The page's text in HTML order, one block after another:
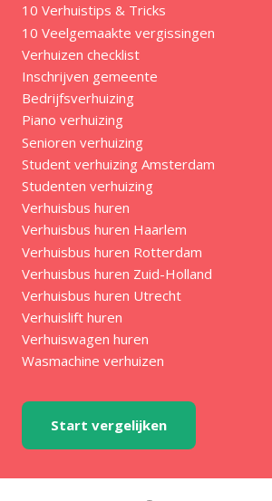
10 Verhuistips & Tricks
10 Veelgemaakte vergissingen
Verhuizen checklist
Inschrijven gemeente
Bedrijfsverhuizing
Piano verhuizing
Senioren verhuizing
Student verhuizing Amsterdam
Studenten verhuizing
Verhuisbus huren
Verhuisbus huren Haarlem
Verhuisbus huren Rotterdam
Verhuisbus huren Zuid-Holland
Verhuisbus huren Utrecht
Verhuislift huren
Verhuiswagen huren
Wasmachine verhuizen
Start vergelijken